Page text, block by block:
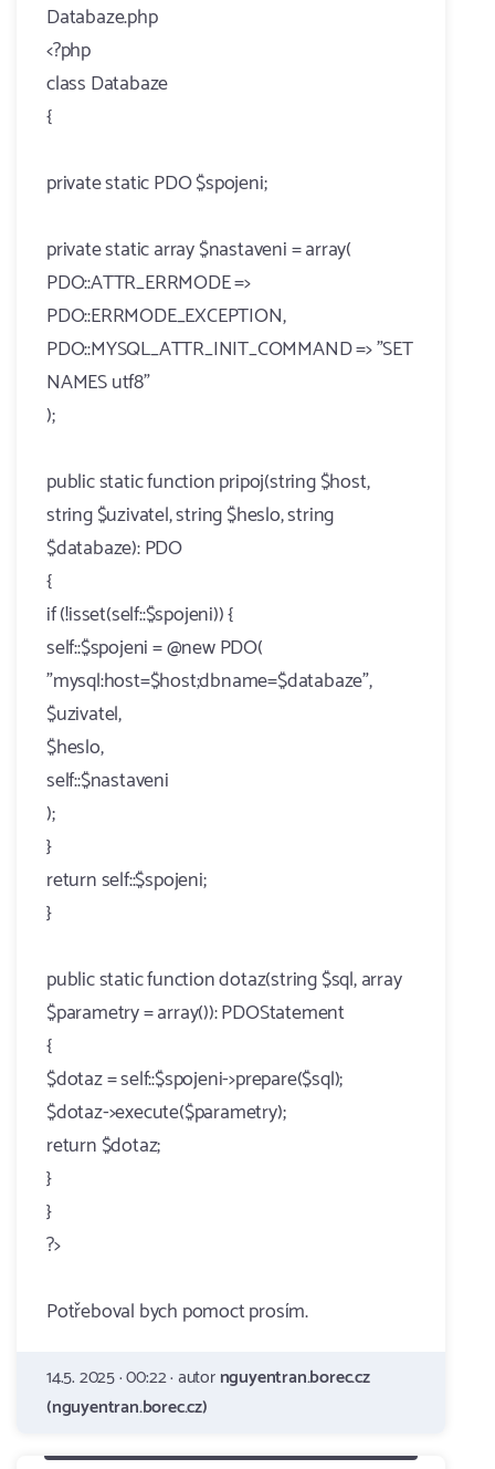
Databaze.php
<?php
class Databaze
{
private static PDO $spojeni;
private static array $nastaveni = array(
PDO::ATTR_ERRMODE =>
PDO::ERRMODE_EXCEPTION,
PDO::MYSQL_ATTR_INIT_COMMAND => "SET
NAMES utf8"
);
public static function pripoj(string $host,
string $uzivatel, string $heslo, string
$databaze): PDO
{
if (!isset(self::$spojeni)) {
self::$spojeni = @new PDO(
"mysql:host=$host;dbname=$databaze",
$uzivatel,
$heslo,
self::$nastaveni
);
}
return self::$spojeni;
}
public static function dotaz(string $sql, array
$parametry = array()): PDOStatement
{
$dotaz = self::$spojeni->prepare($sql);
$dotaz->execute($parametry);
return $dotaz;
}
}
?>
Potřeboval bych pomoct prosím.
14.5. 2025 · 00:22 · autornguyentran.borec.cz
(nguyentran.borec.cz)